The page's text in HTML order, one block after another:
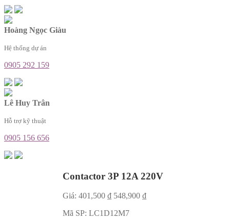
Hoàng Ngọc Giàu
Hệ thống dự án
0905 292 159
Lê Huy Trân
Hỗ trợ kỹ thuật
0905 156 656
Contactor 3P 12A 220V
Giá: 401,500 ₫ 548,900 ₫
Mã SP: LC1D12M7